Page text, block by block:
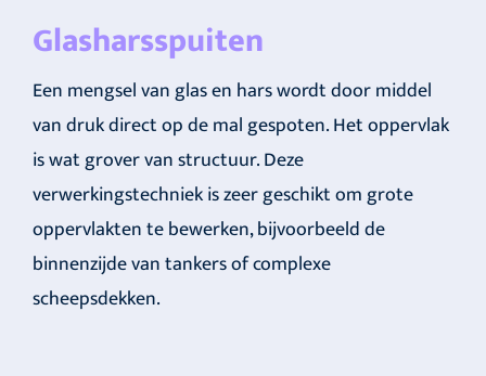
Glasharsspuiten
Een mengsel van glas en hars wordt door middel
van druk direct op de mal gespoten. Het oppervlak
is wat grover van structuur. Deze
verwerkingstechniek is zeer geschikt om grote
oppervlakten te bewerken, bijvoorbeeld de
binnenzijde van tankers of complexe
scheepsdekken.